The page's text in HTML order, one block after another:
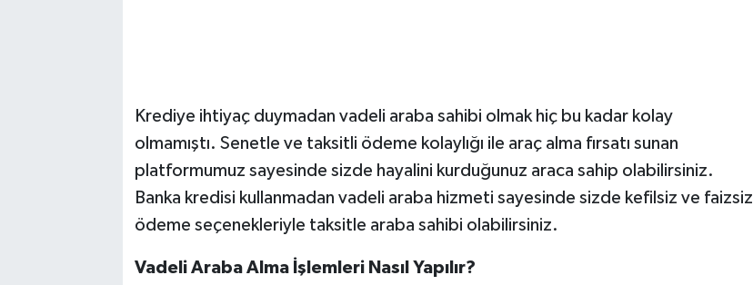
Krediye ihtiyaç duymadan vadeli araba sahibi olmak hiç bu kadar kolay
olmamıştı. Senetle ve taksitli ödeme kolaylığı ile araç alma fırsatı sunan
platformumuz sayesinde sizde hayalini kurduğunuz araca sahip olabilirsiniz.
Banka kredisi kullanmadan vadeli araba hizmeti sayesinde sizde kefilsiz ve faizsiz
ödeme seçenekleriyle taksitle araba sahibi olabilirsiniz.
Vadeli Araba Alma İşlemleri Nasıl Yapılır?